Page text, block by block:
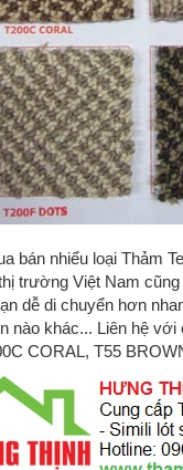
bán nhiểu loại Thảm
trường Việt Nam
dễ di chuyển hơn
nào khác... Liên hệ
CORAL, T55